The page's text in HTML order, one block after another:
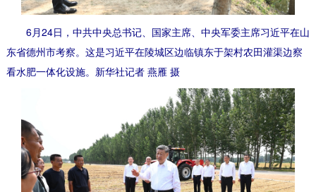
6月24日，中共中央总书记、国家主席、中央军委主席习近平在山
东省德州市考察。这是习近平在陵城区边临镇东于架村农田灌渠边察
看水肥一体化设施。新华社记者 燕雁 摄